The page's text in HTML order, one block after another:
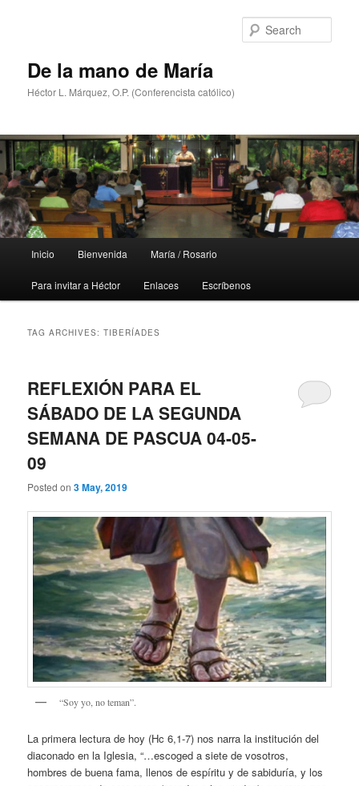
De la mano de María
Héctor L. Márquez, O.P. (Conferencista católico)
Inicio Bienvenida María / Rosario
Para invitar a Héctor Enlaces Escríbenos
TAG ARCHIVES:TIBERÍADES
REFLEXIÓN PARA EL
SÁBADO DE LA SEGUNDA
SEMANA DE PASCUA 04-05-
09
Posted on3 May, 2019
“Soy yo, no teman”.
La primera lectura de hoy (Hc 6,1-7) nos narra la institución del
diaconado en la Iglesia, “…escoged a siete de vosotros,
hombres de buena fama, llenos de espíritu y de sabiduría, y los